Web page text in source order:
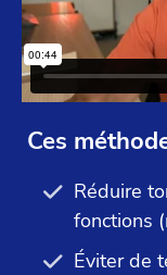
Ces
Réduire
fonctions
Éviter de